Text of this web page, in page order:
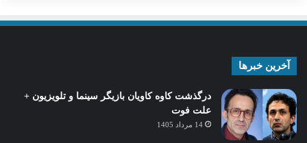
آخرین خبرها
درگذشت کاوه کاویان بازیگر سینما و تلویزیون +
علت فوت
14 مرداد 1405